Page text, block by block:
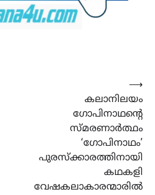
കലാനിലയം
ഗോപിനാഥന്റെ
സ്മരണാർത്ഥം
‘ഗോപിനാഥം’
പുരസ്ക്കാരത്തിനായി
കഥകളി
വേഷകലാകാരന്മാരിൽ
⟶